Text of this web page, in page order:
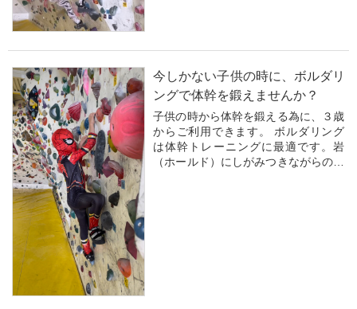
今しかない子供の時に、ボルダリ
ングで体幹を鍛えませんか？
子供の時から体幹を鍛える為に、３歳
からご利用できます。 ボルダリング
は体幹トレーニングに最適です。岩
（ホールド）にしがみつきながらの動